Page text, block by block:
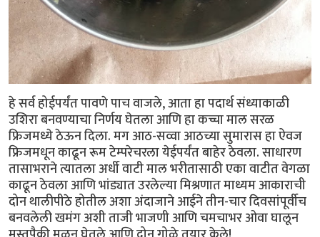
हे सर्व होईपर्यंत पावणे पाच वाजले, आता हा पदार्थ संध्याकाळी
उशिरा बनवण्याचा निर्णय घेतला आणि हा कच्चा माल सरळ
फ्रिजमध्ये ठेऊन दिला. मग आठ-सव्वा आठच्या सुमारास हा ऐवज
फ्रिजमधून काढून रूम टेम्परेचरला येईपर्यंत बाहेर ठेवला. साधारण
तासाभराने त्यातला अर्धी वाटी माल भरीतासाठी एका वाटीत वेगळा
काढून ठेवला आणि भांड्यात उरलेल्या मिश्रणात माध्यम आकाराची
दोन थालीपीठे होतील अशा अंदाजाने आईने तीन-चार दिवसांपूर्वीच
बनवलेली खमंग अशी ताजी भाजणी आणि चमचाभर ओवा घालून